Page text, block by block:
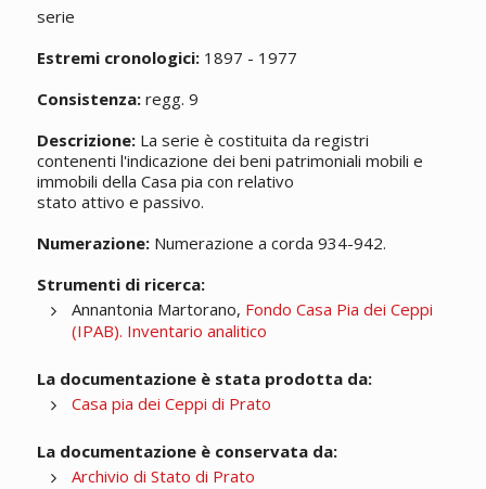
serie
Estremi cronologici:1897 - 1977
Consistenza:regg. 9
Descrizione:La serie è costituita da registri
contenenti l'indicazione dei beni patrimoniali mobili e
immobili della Casa pia con relativo
stato attivo e passivo.
Numerazione:Numerazione a corda 934-942.
Strumenti di ricerca:
Annantonia Martorano, Fondo Casa Pia dei Ceppi
(IPAB). Inventario analitico
La documentazione è stata prodotta da:
Casa pia dei Ceppi di Prato
La documentazione è conservata da:
Archivio di Stato di Prato